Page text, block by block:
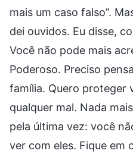
mais um caso falso”.
dei ouvidos. Eu disse,
Você não pode mais
Poderoso. Preciso
família. Quero proteger
qualquer mal. Nada
pela última vez: você
ver com eles. Fique em